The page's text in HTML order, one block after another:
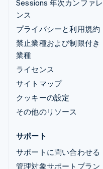
Sessions 年次カンファレ
ンス
プライバシーと利用規約
禁止業種および制限付き
業種
ライセンス
サイトマップ
クッキーの設定
その他のリソース
サポート
サポートに問い合わせる
管理対象サポートプラン